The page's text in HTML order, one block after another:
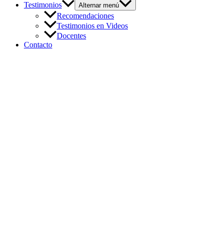
Testimonios
Alternar menú
Recomendaciones
Testimonios en Videos
Docentes
Contacto